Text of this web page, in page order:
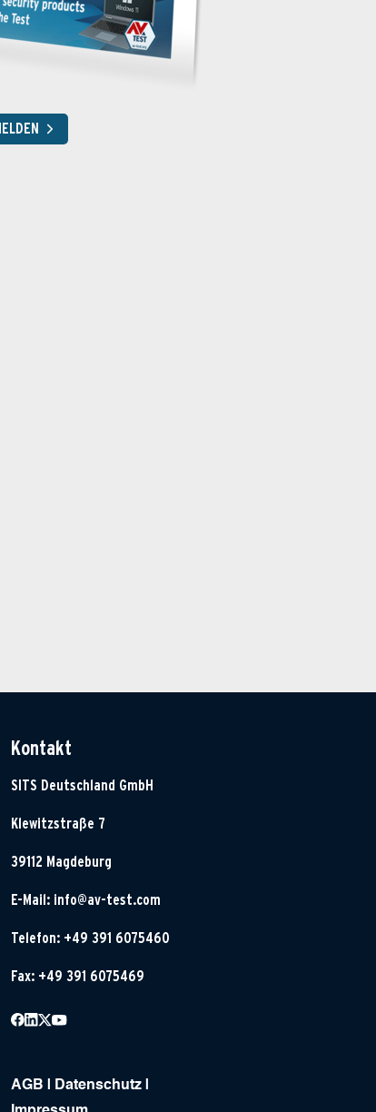
Kontakt
SITS Deutschland GmbH
Klewitzstraße 7
39112 Magdeburg
E-Mail: info@av-test.com
Telefon: +49 391 6075460
Fax: +49 391 6075469
AGB Datenschutz